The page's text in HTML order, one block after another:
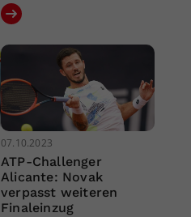
07.10.2023
ATP-Challenger
Alicante: Novak
verpasst weiteren
Finaleinzug